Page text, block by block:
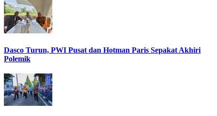
Dasco Turun, PWI Pusat dan Hotman Paris Sepakat Akhiri
Polemik